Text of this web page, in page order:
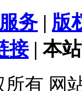
务| 版
接| 本
有 网